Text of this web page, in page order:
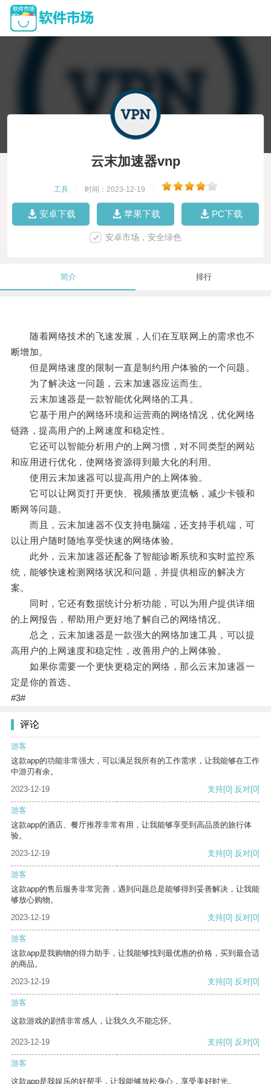
云末加速器vnp
工具 时间：2023-12-19
安卓下载 苹果下载 PC下载
安卓市场，安全绿色
简介 排行
随着网络技术的飞速发展，人们在互联网上的需求也不
断增加。
但是网络速度的限制一直是制约用户体验的一个问题。
为了解决这一问题，云末加速器应运而生。
云末加速器是一款智能优化网络的工具。
它基于用户的网络环境和运营商的网络情况，优化网络
链路，提高用户的上网速度和稳定性。
它还可以智能分析用户的上网习惯，对不同类型的网站
和应用进行优化，使网络资源得到最大化的利用。
使用云末加速器可以提高用户的上网体验。
它可以让网页打开更快、视频播放更流畅，减少卡顿和
断网等问题。
而且，云末加速器不仅支持电脑端，还支持手机端，可
以让用户随时随地享受快速的网络体验。
此外，云末加速器还配备了智能诊断系统和实时监控系
统，能够快速检测网络状况和问题，并提供相应的解决方
案。
同时，它还有数据统计分析功能，可以为用户提供详细
的上网报告，帮助用户更好地了解自己的网络情况。
总之，云末加速器是一款强大的网络加速工具，可以提
高用户的上网速度和稳定性，改善用户的上网体验。
如果你需要一个更快更稳定的网络，那么云末加速器一
定是你的首选。
#3#
评论
游客
这款app的功能非常强大，可以满足我所有的工作需求，让我能够在工作
中游刃有余。
2023-12-19
支持[0] 反对[0]
游客
这款app的酒店、餐厅推荐非常有用，让我能够享受到高品质的旅行体
验。
2023-12-19
支持[0] 反对[0]
游客
这款app的售后服务非常完善，遇到问题总是能够得到妥善解决，让我能
够放心购物。
2023-12-19
支持[0] 反对[0]
游客
这款app是我购物的得力助手，让我能够找到最优惠的价格，买到最合适
的商品。
2023-12-19
支持[0] 反对[0]
游客
这款游戏的剧情非常感人，让我久久不能忘怀。
2023-12-19 支持[0] 反对[0]
游客
这款app是我娱乐的好帮手，让我能够放松身心，享受美好时光。